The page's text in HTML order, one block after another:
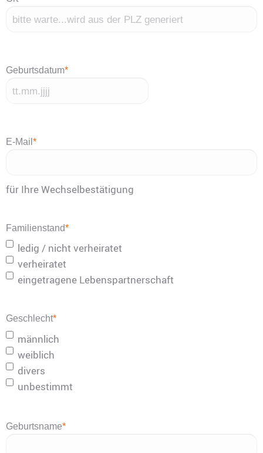
Geburtsdatum*
Punkt
E-Mail *
für Ihre Wechselbestätigung
Familienstand*
ledig / nicht verheiratet
verheiratet
eingetragene Lebenspartnerschaft
Geschlecht*
männlich
weiblich
divers
unbestimmt
Geburtsname*